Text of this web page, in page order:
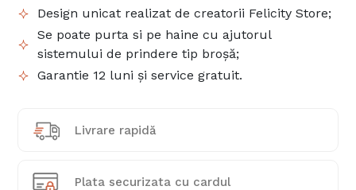
Design unicat realizat de creatorii Felicity Store;
Se poate purta si pe haine cu ajutorul
sistemului de prindere tip broșă;
Garantie 12 luni și service gratuit.
Livrare rapidă
Plata securizata cu cardul